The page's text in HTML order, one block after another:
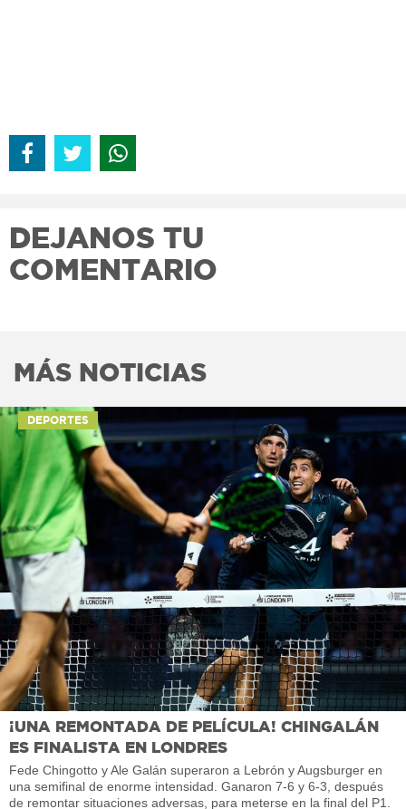
DEJANOS TU
COMENTARIO
MÁS NOTICIAS
DEPORTES
¡UNA REMONTADA DE PELÍCULA! CHINGALÁN
ES FINALISTA EN LONDRES
Fede Chingotto y Ale Galán superaron a Lebrón y Augsburger en
una semifinal de enorme intensidad. Ganaron 7-6 y 6-3, después
de remontar situaciones adversas, para meterse en la final del P1.